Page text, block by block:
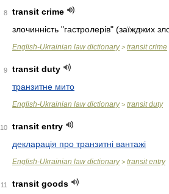
8
transit crime
злочинність "гастролерів" (заїжджих
English-Ukrainian law dictionary> transit crime
9
transit duty
транзитне мито
English-Ukrainian law dictionary> transit duty
10
transit entry
декларація про транзитні вантажі
English-Ukrainian law dictionary> transit entry
11
transit goods